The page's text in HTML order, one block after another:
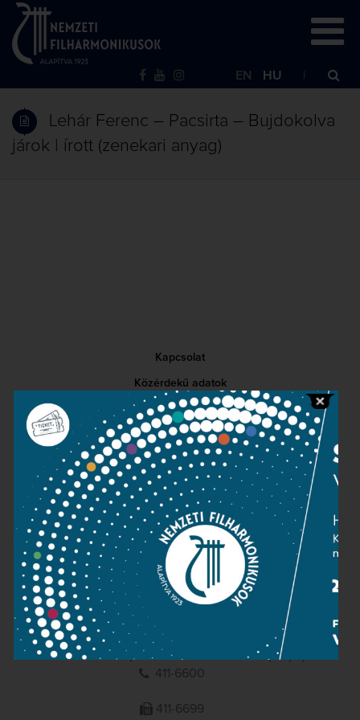
EN HU
Lehár Ferenc – Pacsirta – Bujdokolva
járok | írott (zenekari anyag)
Kapcsolat
Közérdekű adatok
Sajtószoba
Adatvédelem
Impresszum
NEMZETI
FILHARMONIKUSOK
1095 Budapest, Komor Marcell u. 1. (Müpa)
411-6600
411-6699